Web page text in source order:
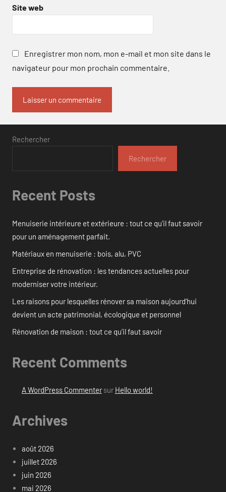
Site web
Enregistrer mon nom, mon e-mail et mon site dans le
navigateur pour mon prochain commentaire.
Rechercher
Rechercher
Recent Posts
Menuiserie intérieure et extérieure : tout ce qu’il faut savoir
pour un aménagement parfait.
Matériaux en menuiserie : bois, alu, PVC
Entreprise de rénovation : les tendances actuelles pour
moderniser votre intérieur.
Les raisons pour lesquelles rénover sa maison aujourd’hui
devient un acte patrimonial, écologique et personnel
Rénovation de maison : tout ce qu’il faut savoir
Recent Comments
A WordPress Commentersur Hello world!
Archives
août 2026
juillet 2026
juin 2026
mai 2026